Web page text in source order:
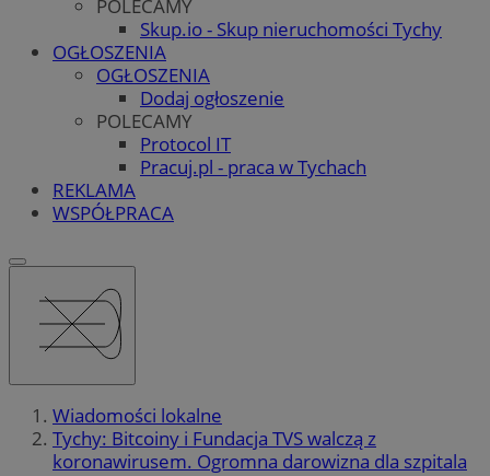
POLECAMY
Skup.io - Skup nieruchomości Tychy
OGŁOSZENIA
OGŁOSZENIA
Dodaj ogłoszenie
POLECAMY
Protocol IT
Pracuj.pl - praca w Tychach
REKLAMA
WSPÓŁPRACA
Wiadomości lokalne
Tychy: Bitcoiny i Fundacja TVS walczą z
koronawirusem. Ogromna darowizna dla szpitala